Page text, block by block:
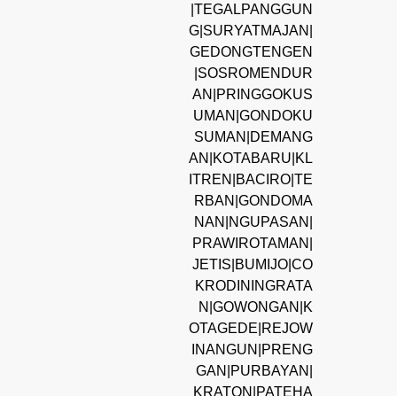
|TEGALPANGGUN
G|SURYATMAJAN|
GEDONGTENGEN
|SOSROMENDUR
AN|PRINGGOKUS
UMAN|GONDOKU
SUMAN|DEMANG
AN|KOTABARU|KL
ITREN|BACIRO|TE
RBAN|GONDOMA
NAN|NGUPASAN|
PRAWIROTAMAN|
JETIS|BUMIJO|CO
KRODININGRATA
N|GOWONGAN|K
OTAGEDE|REJOW
INANGUN|PRENG
GAN|PURBAYAN|
KRATON|PATEHA